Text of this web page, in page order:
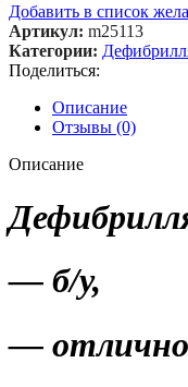
Добавить в список
Артикул: m25113
Категории:
Поделиться:
Описание
Отзывы (0)
Описание
— б/у,
—